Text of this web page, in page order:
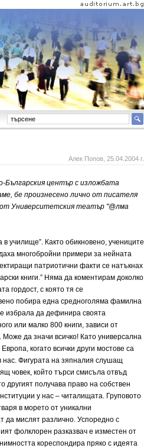
Алек Попов , 25.04.2004 г.
Българския център с изложбата
бе произнесено лично от писателя
Университетския театър "@лма
училище”. Както обикновено, учениците
многобройни примери за нейната
патриотични факти се натъкнах
книги.” Няма да коментирам доколко
гордост, с която тя се
побира една средноголяма фамилна
избрала да дефинира своята
или малко 800 книги, зависи от
Може да значи всичко! Като универсална
когато всички други мостове са
нас. Фигурата на зяпналия слушащ
човек, който търси смисъла отвъд
другият получава право на собствен
у нас – читалищата. Груповото
в морето от уникални
да мислят различно. Успоредно с
фолклорен разказвач е изместен от
кореспондира пряко с идеята